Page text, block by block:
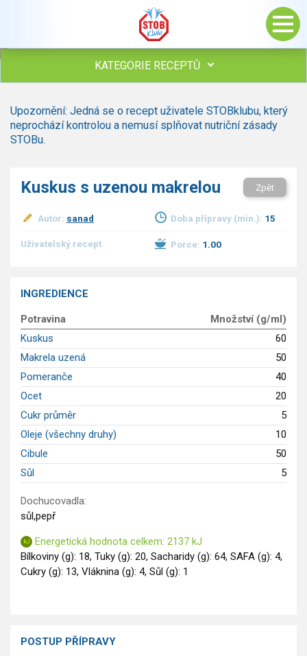
KATEGORIE RECEPTŮ
Polévky
Studená kuchyně
Bezmasé a zeleninové
Sladké pokrmy
Dezerty
Dětské recepty
GLP-1 recepty
Upozornění: Jedná se o recept uživatele STOBklubu, který
neprochází kontrolou a nemusí splňovat nutriční zásady
STOBu.
Kuskus s uzenou makrelou Zpět
Autor: sanad Doba přípravy (min.): 15
Uživatelský recept Porce: 1.00
INGREDIENCE
Potravina
Množství (g/ml)
Kuskus
60
Makrela uzená
50
Pomeranče
40
Ocet
20
Cukr průměr
5
Oleje (všechny druhy)
10
Cibule
50
Sůl
5
Dochucovadla:
sůl,pepř
Energetická hodnota celkem: 2137 kJ
Bílkoviny (g): 18, Tuky (g): 20, Sacharidy (g): 64, SAFA (g): 4,
Cukry (g): 13, Vláknina (g): 4, Sůl (g): 1
POSTUP PŘÍPRAVY